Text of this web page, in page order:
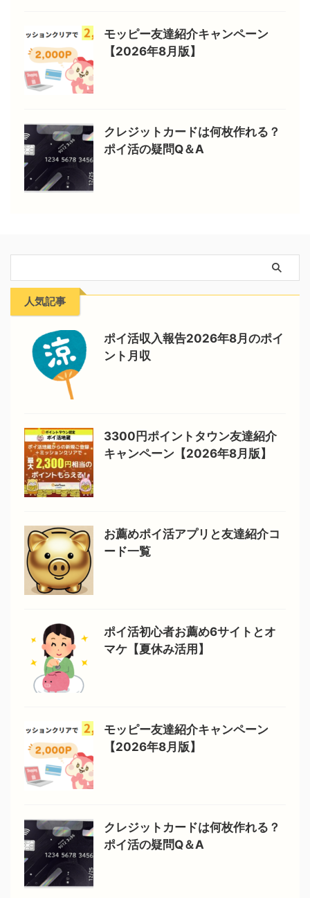
モッピー友達紹介キャンペーン
【2026年8月版】
クレジットカードは何枚作れる？
ポイ活の疑問Q＆A
人気記事
ポイ活収入報告2026年8月のポイ
ント月収
3300円ポイントタウン友達紹介
キャンペーン【2026年8月版】
お薦めポイ活アプリと友達紹介コ
ード一覧
ポイ活初心者お薦め6サイトとオ
マケ【夏休み活用】
モッピー友達紹介キャンペーン
【2026年8月版】
クレジットカードは何枚作れる？
ポイ活の疑問Q＆A